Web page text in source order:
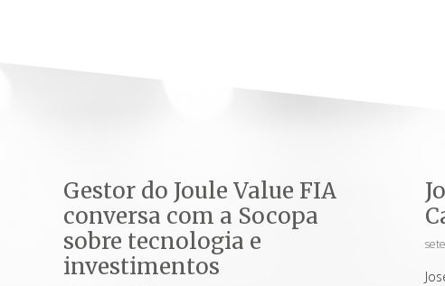
Gestor do Joule Value FIA
conversa com a Socopa
sobre tecnologia e
investimentos